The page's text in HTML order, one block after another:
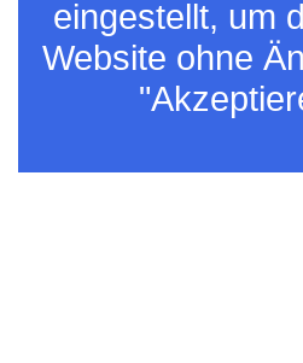
eingestellt, um
Website ohne